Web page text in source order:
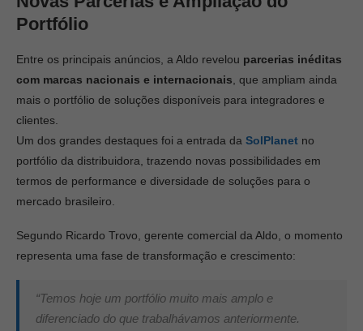
Portfólio
Entre os principais anúncios, a Aldo revelou parcerias inéditas
com marcas nacionais e internacionais , que ampliam ainda
mais o portfólio de soluções disponíveis para integradores e
clientes.
Um dos grandes destaques foi a entrada da SolPlanet no
portfólio da distribuidora, trazendo novas possibilidades em
termos de performance e diversidade de soluções para o
mercado brasileiro.
Segundo Ricardo Trovo, gerente comercial da Aldo, o momento
representa uma fase de transformação e crescimento:
“Temos hoje um portfólio muito mais amplo e
diferenciado do que trabalhávamos anteriormente.